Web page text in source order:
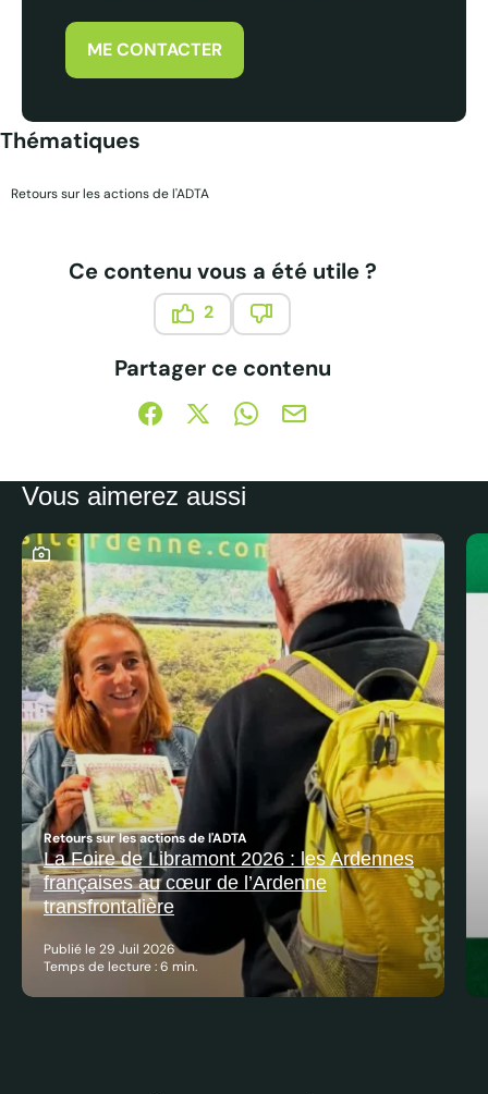
ME CONTACTER
Thématiques
Retours sur les actions de l'ADTA
Ce contenu vous a été utile ?
2
Partager ce contenu
Partager sur Facebook (nouvelle fenêtre)
Partager sur X / Twitter (nouvelle
Partager sur WhatsApp
Partager par mail
Vous aimerez aussi
La Foire de Libramont 2026 : les Ardennes
françaises au cœur de l’Ardenne
transfrontalière
Retours sur les actions de l'ADTA
Publié le 29 Juil 2026
Temps de lecture : 6 min.
Ce contenu contient une galerie photo